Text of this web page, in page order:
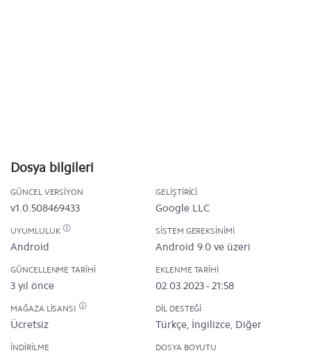
Dosya bilgileri
GÜNCEL VERSIYON
v1.0.508469433
GELIŞTIRICI
Google LLC
UYUMLULUK
Android
SISTEM GEREKSINIMI
Android 9.0 ve üzeri
GÜNCELLENME TARIHI
3 yıl önce
EKLENME TARIHI
02.03.2023 - 21:58
MAĞAZA LISANSI
Ücretsiz
DIL DESTEĞI
Türkçe, İngilizce, Diğer
İNDIRILME DOSYA BOYUTU